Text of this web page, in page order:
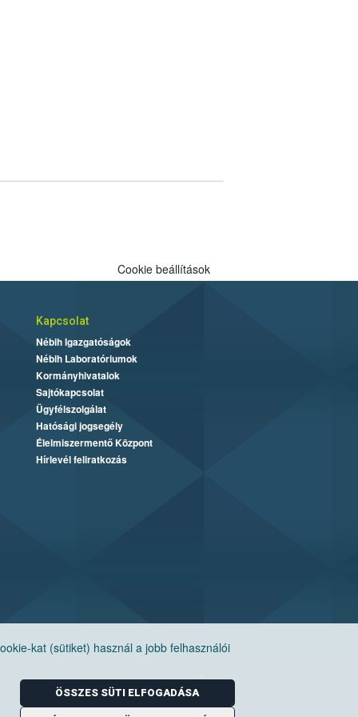
kat (sütiket) használ a jobb felhasználói
ÖSSZES SÜTI ELFOGADÁSA
Cookie beállítások
Kapcsolat
Nébih Igazgatóságok
Nébih Laboratóriumok
Kormányhivatalok
Sajtókapcsolat
Ügyfélszolgálat
Hatósági jogsegély
Élelmiszermentő Központ
Hírlevél feliratkozás